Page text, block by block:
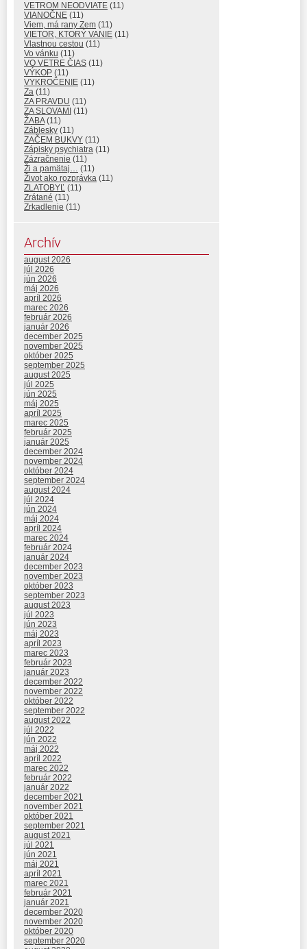
VETROM NEODVIATE (11)
VIANOČNE (11)
Viem, má rany Zem (11)
VIETOR, KTORÝ VANIE (11)
Vlastnou cestou (11)
Vo vánku (11)
VO VETRE ČIAS (11)
VÝKOP (11)
VYKROČENIE (11)
Za (11)
ZA PRAVDU (11)
ZA SLOVAMI (11)
ŽABA(11)
Záblesky (11)
ZAČEM BUKVY (11)
Zápisky psychiatra (11)
Zázračnenie (11)
Ži a pamätaj… (11)
Život ako rozprávka (11)
ZLATOBYĽ (11)
Zrátané (11)
Zrkadlenie (11)
Archív
august 2026
júl 2026
jún 2026
máj 2026
apríl 2026
marec 2026
február 2026
január 2026
december 2025
november 2025
október 2025
september 2025
august 2025
júl 2025
jún 2025
máj 2025
apríl 2025
marec 2025
február 2025
január 2025
december 2024
november 2024
október 2024
september 2024
august 2024
júl 2024
jún 2024
máj 2024
apríl 2024
marec 2024
február 2024
január 2024
december 2023
november 2023
október 2023
september 2023
august 2023
júl 2023
jún 2023
máj 2023
apríl 2023
marec 2023
február 2023
január 2023
december 2022
november 2022
október 2022
september 2022
august 2022
júl 2022
jún 2022
máj 2022
apríl 2022
marec 2022
február 2022
január 2022
december 2021
november 2021
október 2021
september 2021
august 2021
júl 2021
jún 2021
máj 2021
apríl 2021
marec 2021
február 2021
január 2021
december 2020
november 2020
október 2020
september 2020